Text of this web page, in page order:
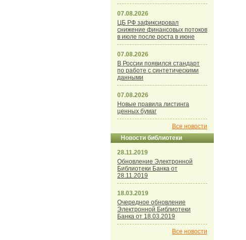
07.08.2026
ЦБ РФ зафиксировал
снижение финансовых потоков
в июле после роста в июне
07.08.2026
В России появился стандарт
по работе с синтетическими
данными
07.08.2026
Новые правила листинга
ценных бумаг
Все новости
Новости библиотеки
28.11.2019
Обновление Электронной
Библиотеки Банка от
28.11.2019
18.03.2019
Очередное обновление
Электронной Библиотеки
Банка от 18.03.2019
Все новости